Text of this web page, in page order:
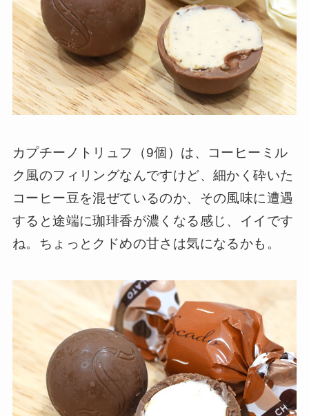
カプチーノトリュフ（9個）は、コーヒーミル
ク風のフィリングなんですけど、細かく砕いた
コーヒー豆を混ぜているのか、その風味に遭遇
すると途端に珈琲香が濃くなる感じ、イイです
ね。ちょっとクドめの甘さは気になるかも。